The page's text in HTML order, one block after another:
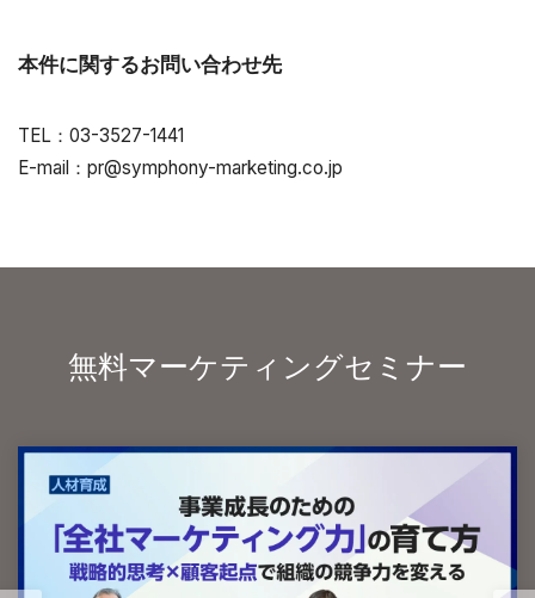
本件に関するお問い合わせ先
TEL：03-3527-1441
E-mail：pr@symphony-marketing.co.jp
無料マーケティングセミナー